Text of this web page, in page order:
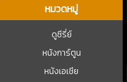
หมวดหมู่
ดูซีรี่ย์
หนังการ์ตูน
หนังเอเชีย